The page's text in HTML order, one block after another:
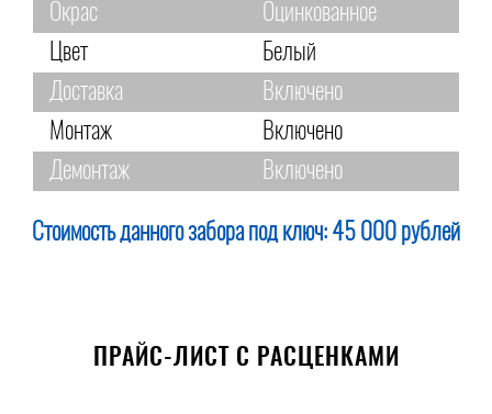
Окрас
Оцинкованное
Цвет
Белый
Доставка
Включено
Монтаж
Включено
Демонтаж
Включено
Стоимость данного забора под ключ: 45 000 рублей
ПРАЙС-ЛИСТ С РАСЦЕНКАМИ